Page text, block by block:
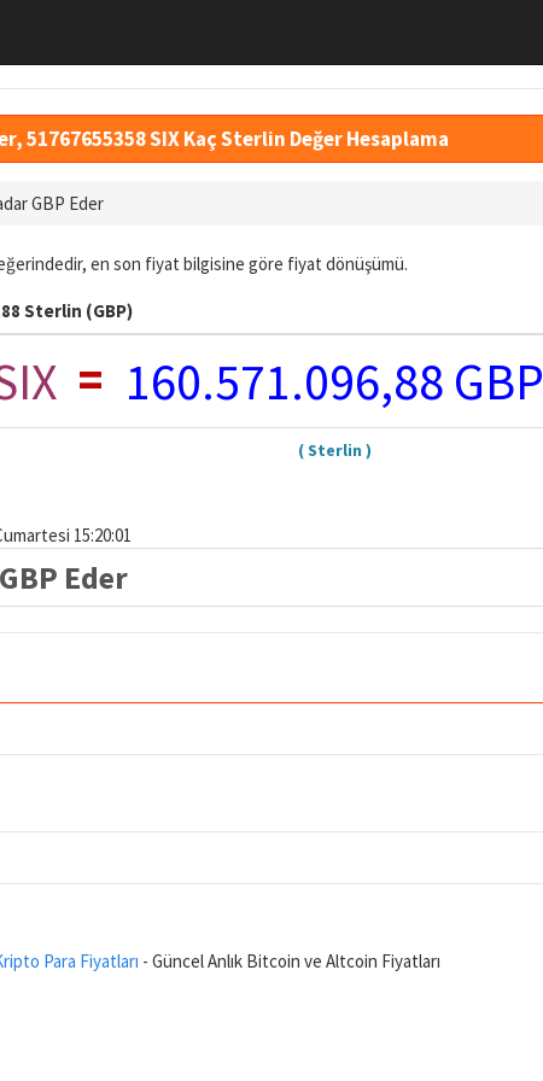
51767655358 SIX Kaç Sterlin Değer Hesaplama
GBP Eder
en son fiyat bilgisine göre fiyat dönüşümü.
Sterlin (GBP)
= 160.571.096,88 GBP
( Sterlin )
15:20:01
Eder
Para Fiyatları - Güncel Anlık Bitcoin ve Altcoin Fiyatları